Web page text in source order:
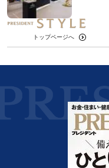
トップページへ